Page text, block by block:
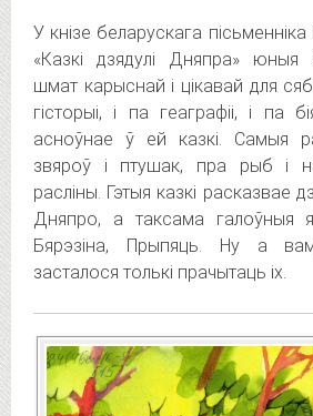
У кнізе беларускага пісьменніка
«Казкі дзядулі Дняпра» юныя
шмат карыснай і цікавай для
гісторыі, і па геаграфіі, і па
асноўнае ў ей казкі. Самыя
звяроў і птушак, пра рыб і
расліны. Гэтыя казкі расказвае
Дняпро, а таксама галоўныя
Бярэзіна, Прыпяць. Ну а
засталося толькі прачытаць іх.